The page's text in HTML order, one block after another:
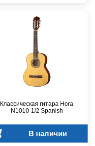
Классическая гитара Hora
N1010-1/2 Spanish
В наличии